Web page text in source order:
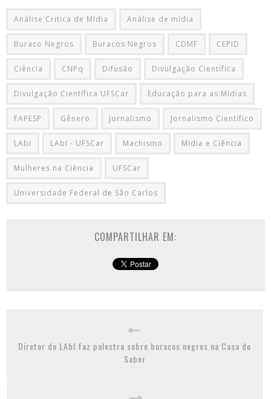
Análise Critica de Mídia Análise de mídia
Buraco Negros Buracos Negros CDMF CEPID
Ciência CNPq Difusão Divulgação Científica
Divulgação Científica UFSCar Educação para as Mídias
FAPESP Gênero Jornalismo Jornalismo Científico
LAbI LAbI - UFSCar Machismo Midia e Ciência
Mulheres na Ciência UFSCar
Universidade Federal de Sâo Carlos
COMPARTILHAR EM:
Diretor do LAbI faz palestra sobre buracos negros na Casa do
Saber